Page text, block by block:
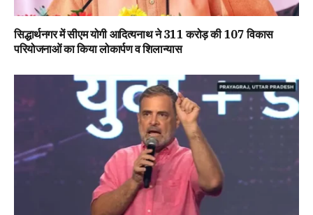
सिद्धार्थनगर में सीएम योगी आदित्यनाथ ने ₹311 करोड़ की 107 विकास
परियोजनाओं का किया लोकार्पण व शिलान्यास